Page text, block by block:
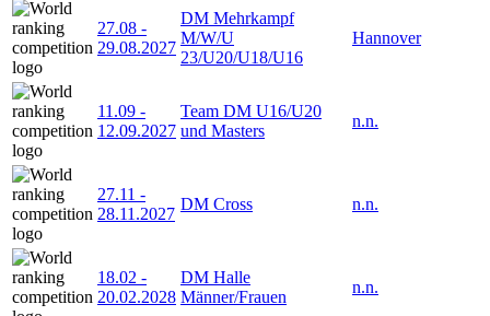
27.08 -
29.08.2027
DM Mehrkampf
M/W/U
23/U20/U18/U16
Hannover
11.09 -
12.09.2027
Team DM U16/U20
und Masters
n.n.
27.11 -
28.11.2027
DM Cross n.n.
18.02 -
20.02.2028
DM Halle
Männer/Frauen
n.n.